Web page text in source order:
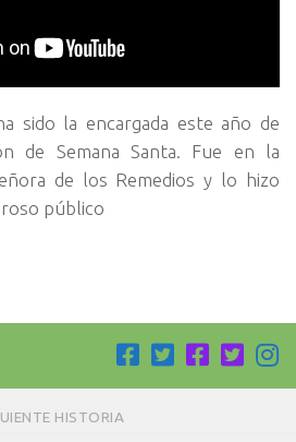
sido la encargada este año de
de Semana Santa. Fue en la
de los Remedios y lo hizo
público
HISTORIA